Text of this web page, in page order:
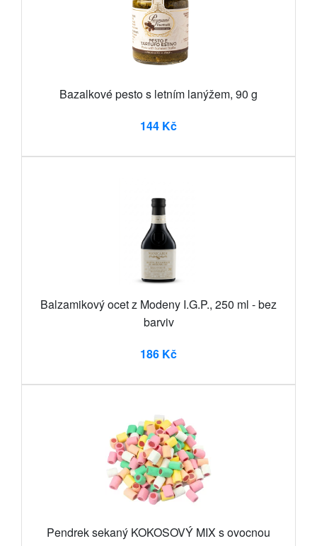
Bazalkové pesto s letním lanýžem, 90 g
144 Kč
Balzamikový ocet z Modeny I.G.P., 250 ml - bez
barviv
186 Kč
Pendrek sekaný KOKOSOVÝ MIX s ovocnou